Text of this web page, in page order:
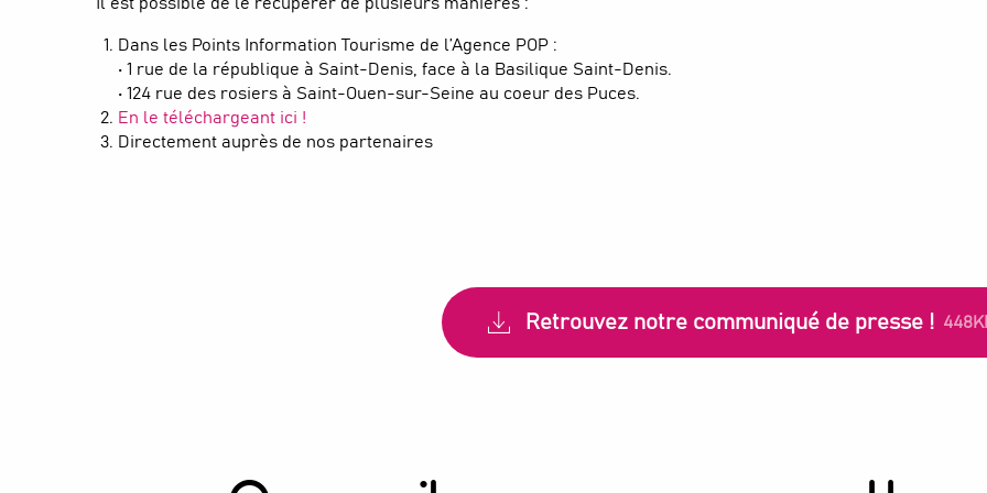
Il est possible de le récupérer de plusieurs manières :
Dans les Points Information Tourisme de l’Agence POP :
• 1 rue de la république à Saint-Denis, face à la Basilique Saint-Denis.
• 124 rue des rosiers à Saint-Ouen-sur-Seine au coeur des Puces.
En le téléchargeant ici !
Directement auprès de nos partenaires
Retrouvez notre communiqué de presse !